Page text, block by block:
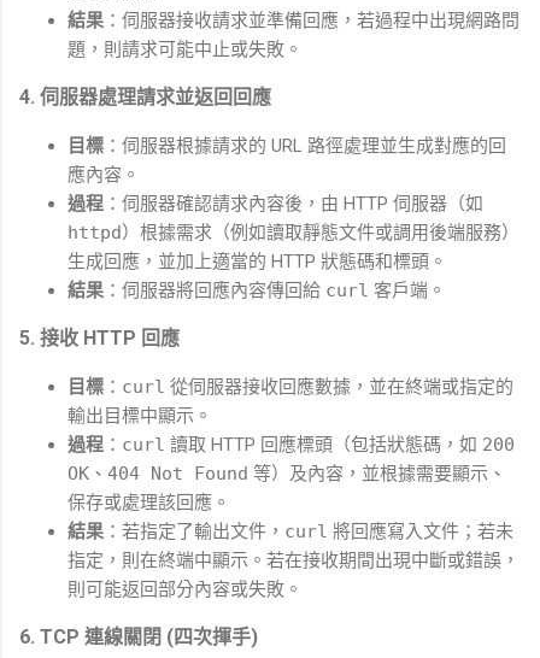
結果 ：伺服器接收請求並準備回應，若過程中出現網路問
題，則請求可能中止或失敗。
4. 伺服器處理請求並返回回應
目標 ：伺服器根據請求的 URL 路徑處理並生成對應的回
應內容。
過程 ：伺服器確認請求內容後，由 HTTP 伺服器（如
httpd）根據需求（例如讀取靜態文件或調用後端服務）
生成回應，並加上適當的 HTTP 狀態碼和標頭。
結果 ：伺服器將回應內容傳回給 curl 客戶端。
5. 接收 HTTP 回應
目標 ： curl 從伺服器接收回應數據，並在終端或指定的
輸出目標中顯示。
過程 ： curl 讀取 HTTP 回應標頭（包括狀態碼，如 200
OK 、 404 Not Found 等）及內容，並根據需要顯示、
保存或處理該回應。
結果 ：若指定了輸出文件， curl 將回應寫入文件；若未
指定，則在終端中顯示。若在接收期間出現中斷或錯誤，
則可能返回部分內容或失敗。
6. TCP 連線關閉 (四次揮手)